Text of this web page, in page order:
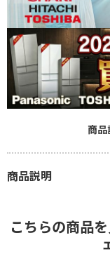
商品
商品説明
こちらの商品